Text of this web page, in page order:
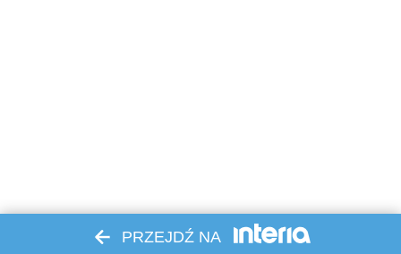
PRZEJDŹ NA